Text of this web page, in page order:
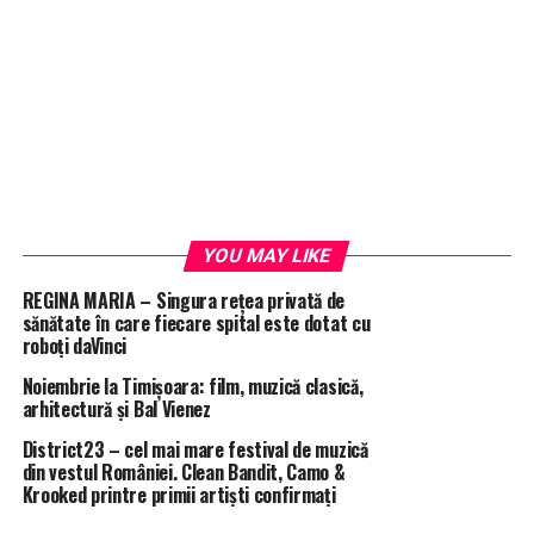
YOU MAY LIKE
REGINA MARIA – Singura rețea privată de
sănătate în care fiecare spital este dotat cu
roboți daVinci
Noiembrie la Timișoara: film, muzică clasică,
arhitectură și Bal Vienez
District23 – cel mai mare festival de muzică
din vestul României. Clean Bandit, Camo &
Krooked printre primii artiști confirmați